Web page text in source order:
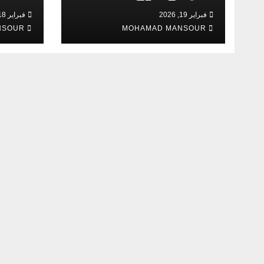
فبراير 19, 2026
MOHAMAD MANSOUR
فبراير 18, 2026